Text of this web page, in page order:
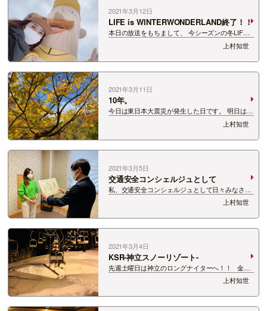
2021年3月12日
LIFE is WINTERWONDERLAND終了！！
本日の放送をもちまして、 今シーズンの冬LIFE
を終了させていただきました!! 少しでも番組を
耳にしてくださった皆様！ 本当にありがとうござ
いました!! エンディングでは思わず泣いてしま
ってす…
上村知世
2021年3月11日
10年。
今日は東日本大震災が発生した日です。 明日は、
長野県北部を震源とする地震が発生した日です。
あれから10年。 私は昨日のことのようにあの
日のことを覚えています。 スタジオの中に鳴り響
いた音、に…
上村知世
2021年3月5日
交通安全コンシェルジュとして
私、交通安全コンシェルジュとして日々みなさん
に 交通安全を呼び掛けさせていただいています
が、 季節の変わり目はやはり注意が必要な季節で
す。 3月は、春めいた気候になり、 自転車や歩
行者も活発になります。 ゆ…
上村知世
2021年3月4日
KSR-神立スノーリゾート-
先週土曜日は神立のロングナイターへ！！ 金曜
日は長岡で夜お仕事があったので、 土曜日の午前
中は家でゆっくり！！ 昼過ぎに「なんかもった
いないな、どうしよっかな」 って考えていたら、
大きな彼が「…
上村知世